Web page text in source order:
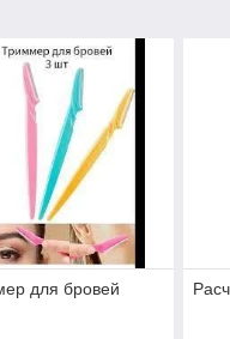
для бровей